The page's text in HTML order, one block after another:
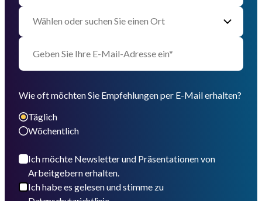
Wie oft möchten Sie Empfehlungen per E-Mail erhalten?
Täglich
Wöchentlich
Ich möchte Newsletter und Präsentationen von
Arbeitgebern erhalten.
Ich habe es gelesen und stimme zu